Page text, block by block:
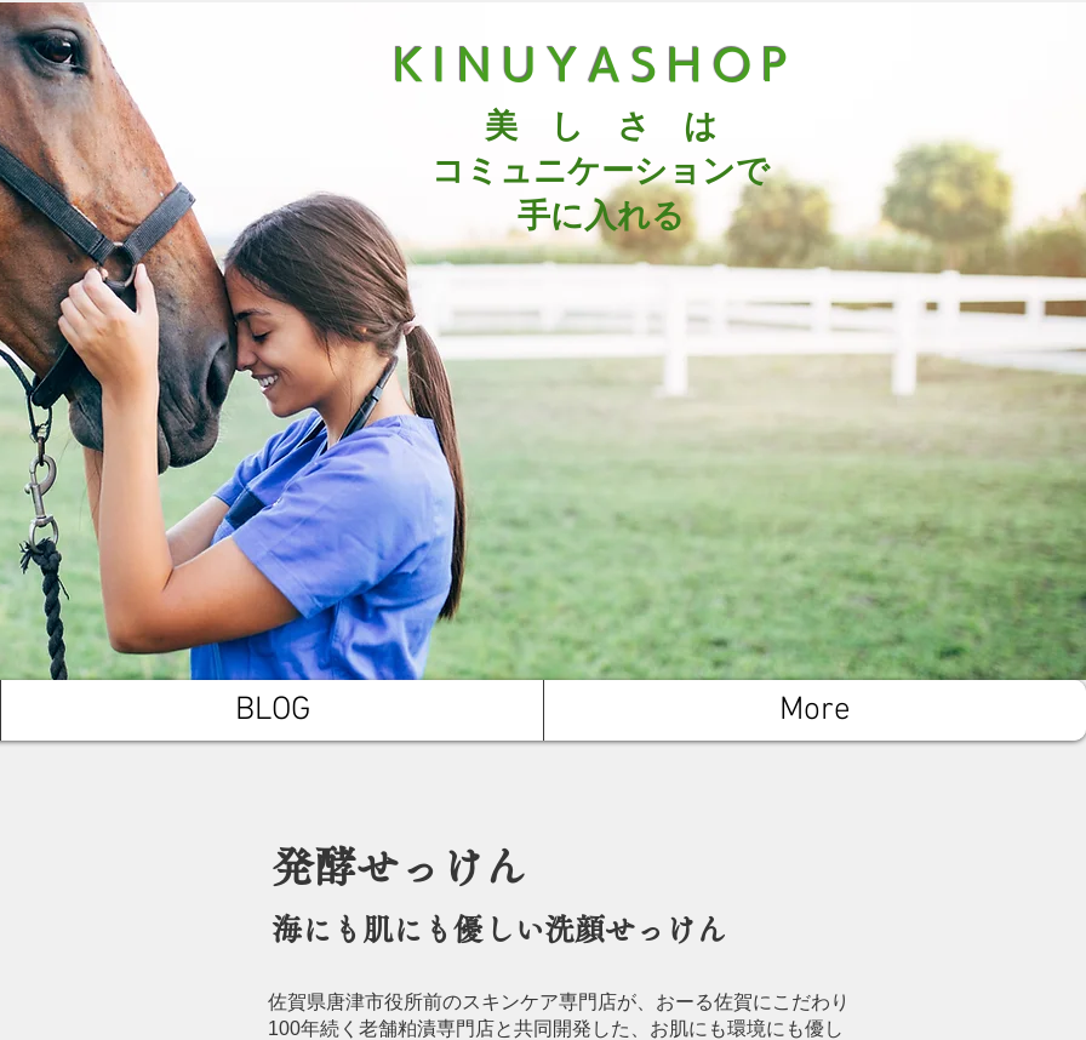
KINUYASHOP
美 し さ は
コミュニケーションで
手に入れる
BLOG More
発酵せっけん
海にも肌にも優しい洗顔せっけん
佐賀県唐津市役所前のスキンケア専門店が、おーる佐賀にこだわり
100年続く老舗粕漬専門店と共同開発した、​​お肌にも環境にも優し